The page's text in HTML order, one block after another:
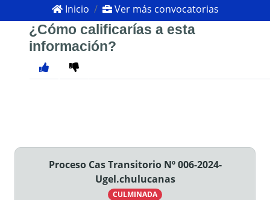
Inicio Ver más convocatorias
¿Cómo calificarías a esta
información?
Proceso Cas Transitorio Nº 006-2024-
Ugel.chulucanas
CULMINADA